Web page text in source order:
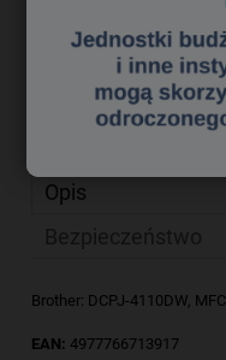
Kod produktu:
xt 3770285
Opis
Brother: DCPJ-4110DW,
EAN: 4977766713917